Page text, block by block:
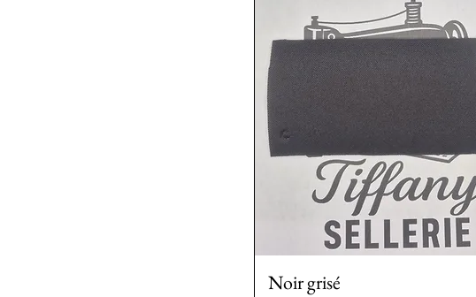
Noir grisé